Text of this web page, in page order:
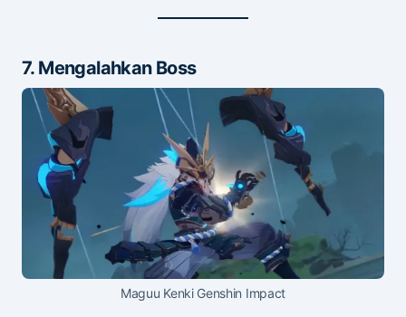
7. Mengalahkan Boss
Maguu Kenki Genshin Impact